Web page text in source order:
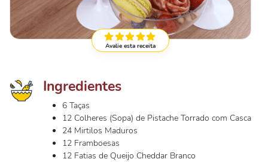
Avalie esta receita
Ingredientes
6 Taças
12 Colheres (Sopa) de Pistache Torrado com Casca
24 Mirtilos Maduros
12 Framboesas
12 Fatias de Queijo Cheddar Branco